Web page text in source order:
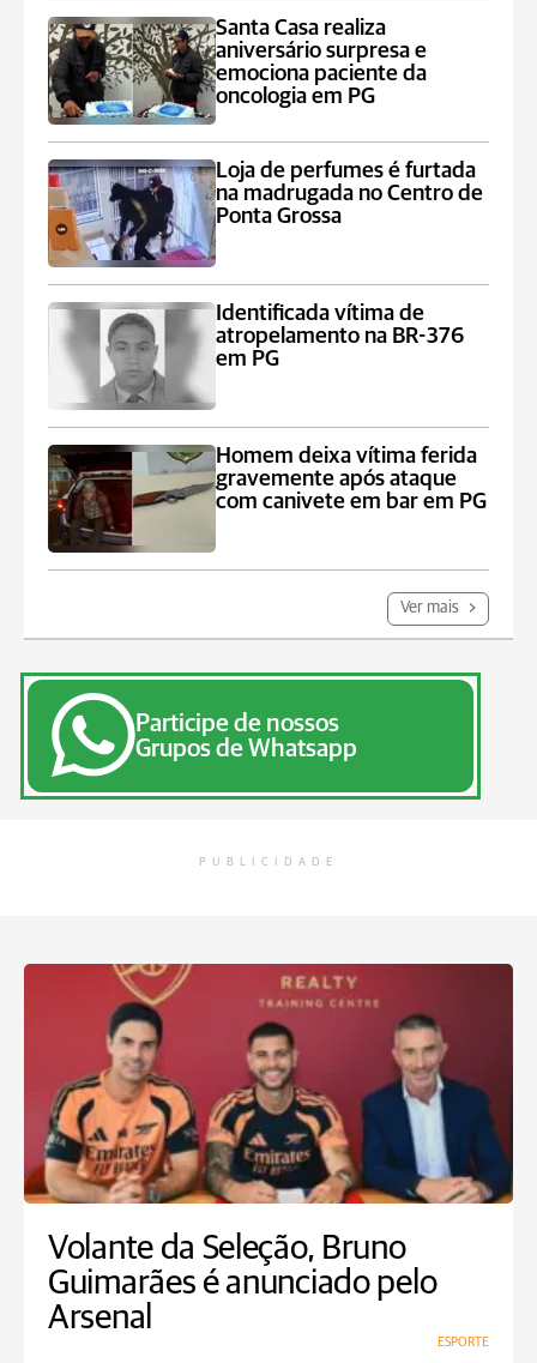
Santa Casa realiza
aniversário surpresa e
emociona paciente da
oncologia em PG
Loja de perfumes é furtada
na madrugada no Centro de
Ponta Grossa
Identificada vítima de
atropelamento na BR-376
em PG
Homem deixa vítima ferida
gravemente após ataque
com canivete em bar em PG
Ver mais
Participe de nossos
Grupos de Whatsapp
PUBLICIDADE
Volante da Seleção, Bruno
Guimarães é anunciado pelo
Arsenal
ESPORTE